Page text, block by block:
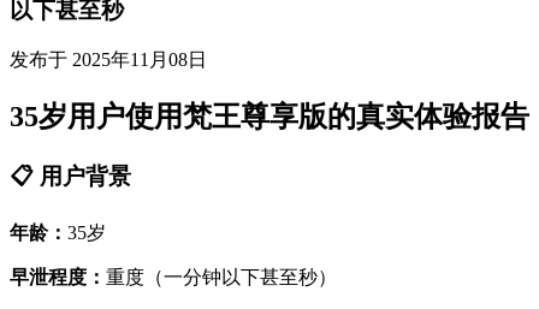
以下甚至秒
发布于 2025年11月08日
35岁用户使用梵王尊享版的真实体验报告
📋 用户背景
年龄： 35岁
早泄程度： 重度（一分钟以下甚至秒）